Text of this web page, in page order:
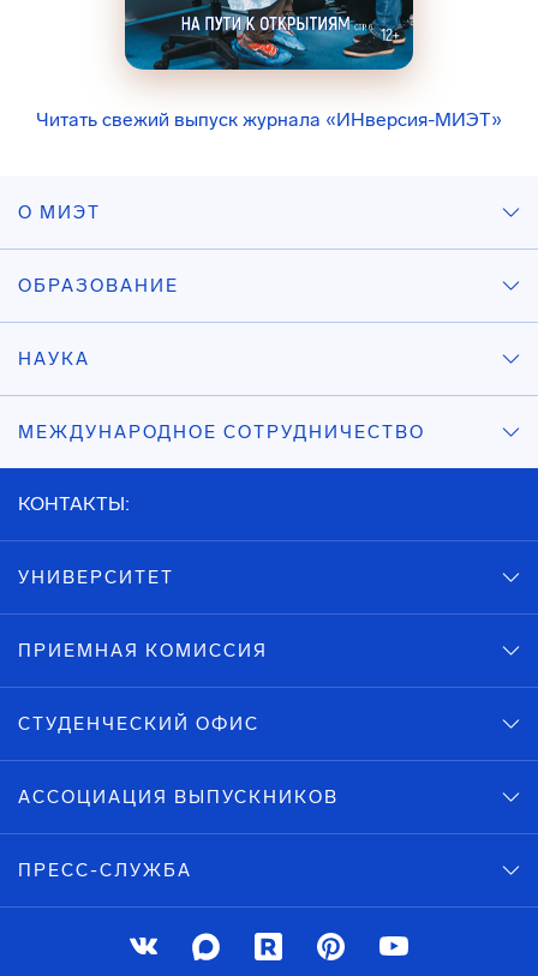
Читать свежий выпуск журнала «ИНверсия-МИЭТ»
О МИЭТ
ОБРАЗОВАНИЕ
НАУКА
МЕЖДУНАРОДНОЕ СОТРУДНИЧЕСТВО
КОНТАКТЫ:
УНИВЕРСИТЕТ
ПРИЕМНАЯ КОМИССИЯ
СТУДЕНЧЕСКИЙ ОФИС
АССОЦИАЦИЯ ВЫПУСКНИКОВ
ПРЕСС-СЛУЖБА